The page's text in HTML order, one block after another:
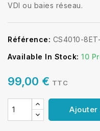
VDI ou baies réseau.
Référence: CS4010-8ET-
Available In Stock: 10
99,00 € TTC
Ajouter